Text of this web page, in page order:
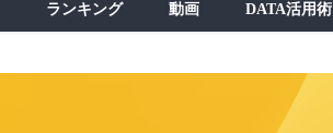
ランキング 動画 DATA活用術